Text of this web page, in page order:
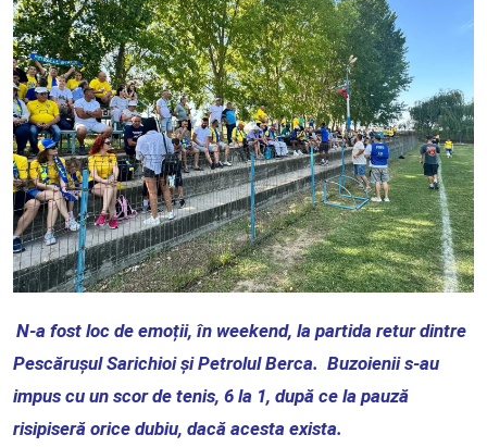
N-a fost loc de emoții, în weekend, la partida retur dintre
Pescărușul Sarichioi și Petrolul Berca. Buzoienii s-au
impus cu un scor de tenis, 6 la 1, după ce la pauză
risipiseră orice dubiu, dacă acesta exista.